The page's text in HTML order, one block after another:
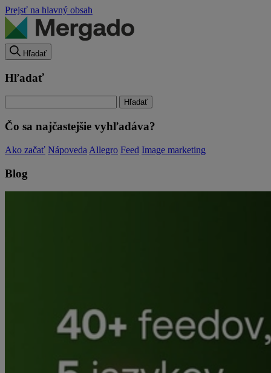
Prejsť na hlavný obsah
Hľadať
Hľadať
Čo sa najčastejšie vyhľadáva?
Ako začať Nápoveda Allegro Feed Image marketing
Blog